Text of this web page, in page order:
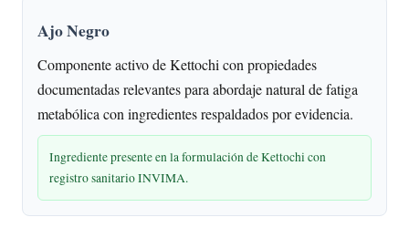
Ajo Negro
Componente activo de Kettochi con propiedades
documentadas relevantes para abordaje natural de fatiga
metabólica con ingredientes respaldados por evidencia.
Ingrediente presente en la formulación de Kettochi con
registro sanitario INVIMA.